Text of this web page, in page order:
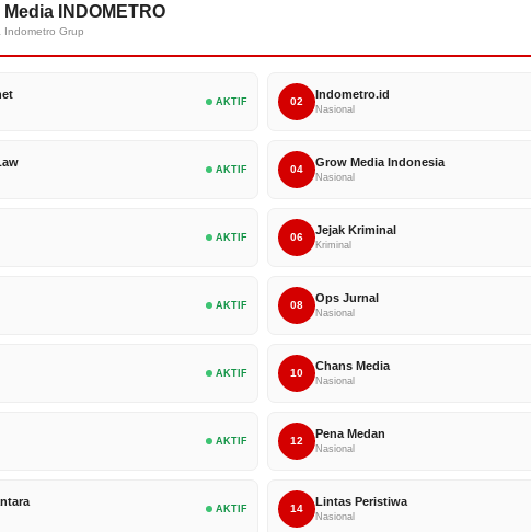
INDOMETRO
Indometro Grup
AKTIF 02
Indometro.id
Nasional
AKTIF 04
Grow Media Indonesia
Nasional
AKTIF 06
Jejak Kriminal
Kriminal
AKTIF 08
Ops Jurnal
Nasional
AKTIF 10
Chans Media
Nasional
AKTIF 12
Pena Medan
Nasional
AKTIF 14
Lintas Peristiwa
Nasional